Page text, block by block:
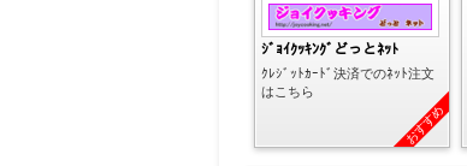
ｼﾞｮｲｸｯｷﾝｸﾞどっとﾈｯﾄ
ｸﾚｼﾞｯﾄｶｰﾄﾞ決済でのﾈｯﾄ注文
はこちら
おすすめ